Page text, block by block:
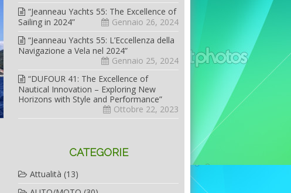
“Jeanneau Yachts 55: The Excellence of
Sailing in 2024”
Gennaio 26, 2024
“Jeanneau Yachts 55: L’Eccellenza della
Navigazione a Vela nel 2024”
Gennaio 25, 2024
“DUFOUR 41: The Excellence of
Nautical Innovation – Exploring New
Horizons with Style and Performance”
Ottobre 22, 2023
CATEGORIE
Attualità (13)